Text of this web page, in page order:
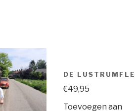
DE
€49,95
Toevoegen aan